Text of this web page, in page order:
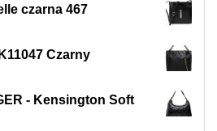
czarna 467
Czarny
- Kensington Soft